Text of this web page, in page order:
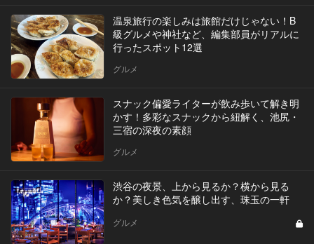
温泉旅行の楽しみは旅館だけじゃない！B
級グルメや神社など、編集部員がリアルに
行ったスポット12選
グルメ
スナック偏愛ライターが飲み歩いて解き明
かす！多彩なスナックから紐解く、池尻・
三宿の深夜の素顔
グルメ
渋谷の夜景、上から見るか？横から見る
か？美しき色気を醸し出す、珠玉の一軒
グルメ